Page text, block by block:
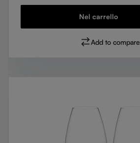
Nel carrello
Add to compare